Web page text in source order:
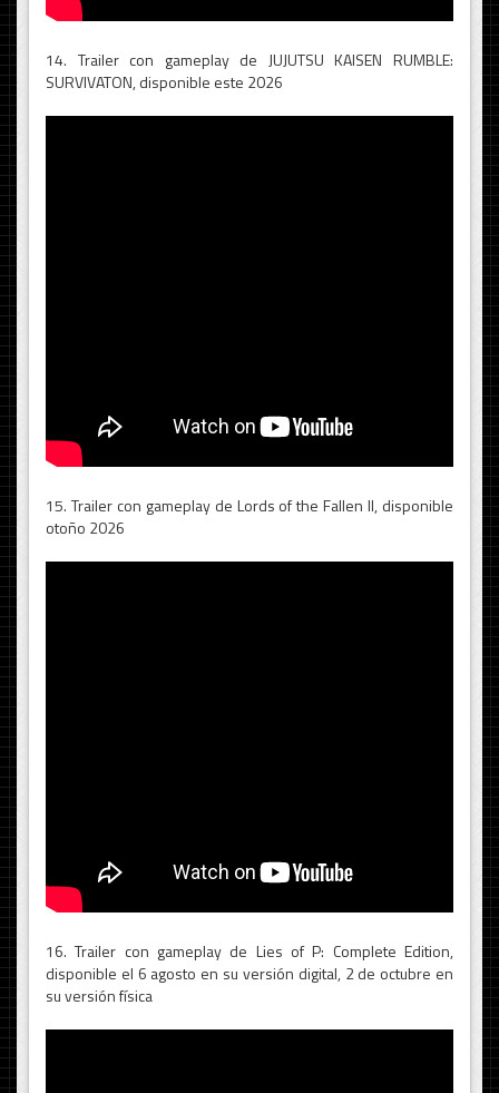
14. Trailer con gameplay de JUJUTSU KAISEN RUMBLE:
SURVIVATON, disponible este 2026
15. Trailer con gameplay de Lords of the Fallen II, disponible
otoño 2026
16. Trailer con gameplay de Lies of P: Complete Edition,
disponible el 6 agosto en su versión digital, 2 de octubre en
su versión física